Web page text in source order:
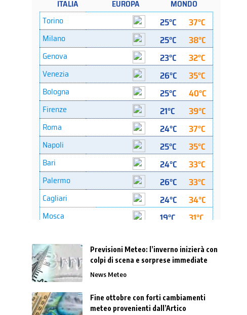
Previsioni Meteo: l’inverno inizierà con
colpi di scena e sorprese immediate
News Meteo
Fine ottobre con forti cambiamenti
meteo provenienti dall’Artico